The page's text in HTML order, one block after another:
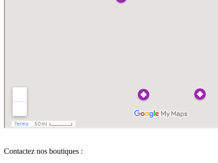
Contactez nos boutiques :